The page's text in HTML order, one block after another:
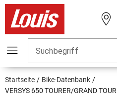
Suchbegriff
Startseite
Bike-Datenbank
VERSYS 650 TOURER/GRAND